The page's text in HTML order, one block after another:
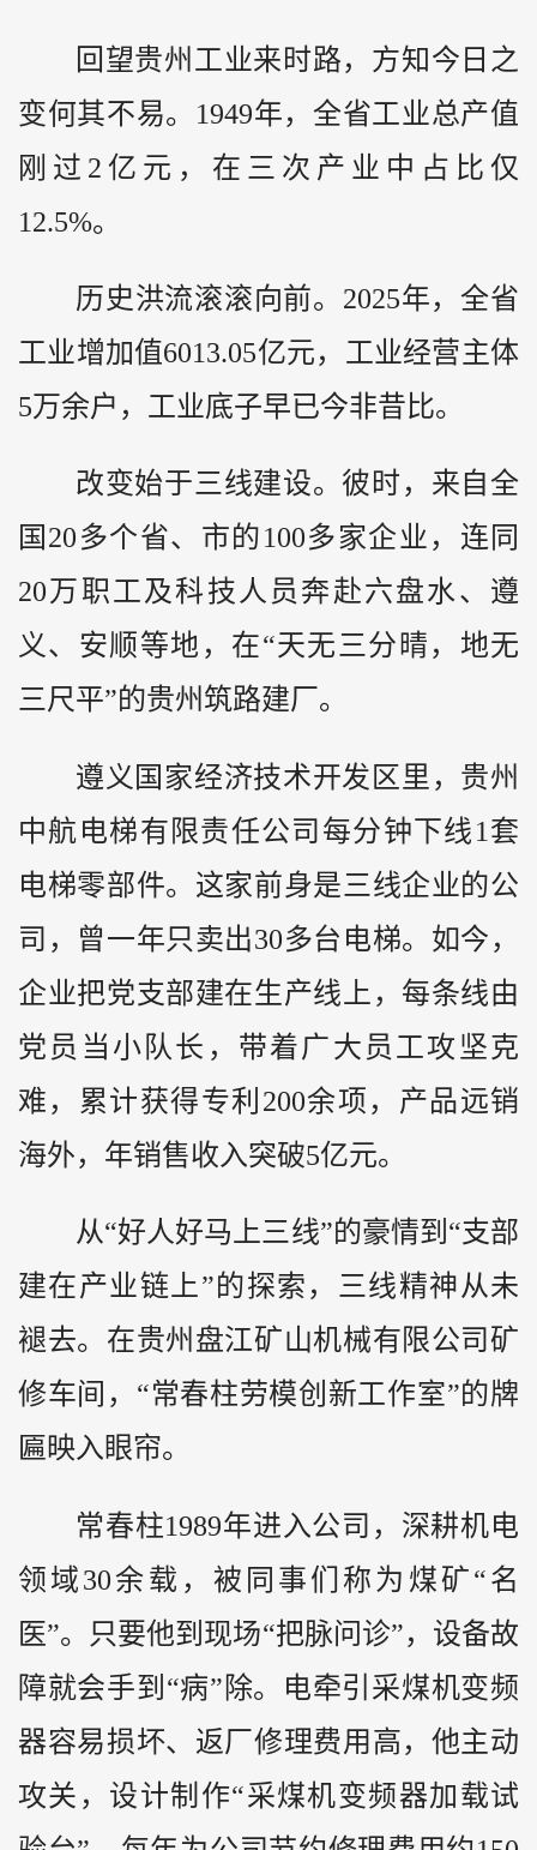
回望贵州工业来时路，方知今日之
变何其不易。1949年，全省工业总产值
刚过2亿元，在三次产业中占比仅
12.5%。
历史洪流滚滚向前。2025年，全省
工业增加值6013.05亿元，工业经营主体
5万余户，工业底子早已今非昔比。
改变始于三线建设。彼时，来自全
国20多个省、市的100多家企业，连同
20万职工及科技人员奔赴六盘水、遵
义、安顺等地，在“天无三分晴，地无
三尺平”的贵州筑路建厂。
遵义国家经济技术开发区里，贵州
中航电梯有限责任公司每分钟下线1套
电梯零部件。这家前身是三线企业的公
司，曾一年只卖出30多台电梯。如今，
企业把党支部建在生产线上，每条线由
党员当小队长，带着广大员工攻坚克
难，累计获得专利200余项，产品远销
海外，年销售收入突破5亿元。
从“好人好马上三线”的豪情到“支部
建在产业链上”的探索，三线精神从未
褪去。在贵州盘江矿山机械有限公司矿
修车间，“常春柱劳模创新工作室”的牌
匾映入眼帘。
常春柱1989年进入公司，深耕机电
领域30余载，被同事们称为煤矿“名
医”。只要他到现场“把脉问诊”，设备故
障就会手到“病”除。电牵引采煤机变频
器容易损坏、返厂修理费用高，他主动
攻关，设计制作“采煤机变频器加载试